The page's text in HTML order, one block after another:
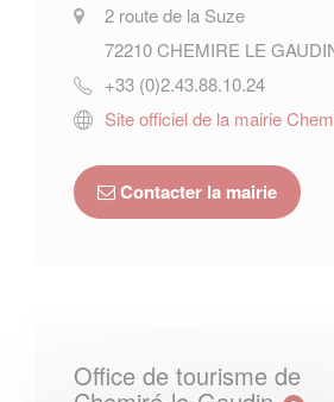
2 route de la Suze
72210CHEMIRE LE
+33 (0)2.43.88.10.24
Site officiel de la mairie
Contacter la mairie
Office de tourisme de